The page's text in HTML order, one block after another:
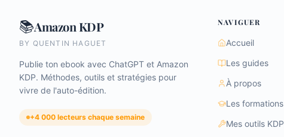
📚Amazon KDP
BY QUENTIN HAGUET
Publie ton ebook avec ChatGPT et Amazon
KDP. Méthodes, outils et stratégies pour
vivre de l'auto-édition.
+4 000 lecteurs chaque semaine
NAVIGUER
Accueil
Les guides
À propos
Les formations
Mes outils KDP